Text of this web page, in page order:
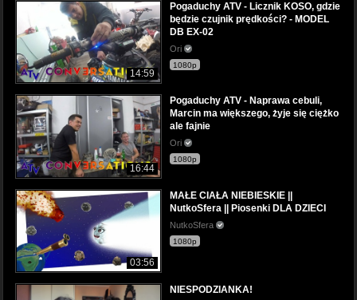
14:59
Pogaduchy ATV - Licznik KOSO, gdzie
będzie czujnik prędkości? - MODEL
DB EX-02
Ori
1080p
16:44
Pogaduchy ATV - Naprawa cebuli,
Marcin ma większego, żyje się ciężko
ale fajnie
Ori
1080p
03:56
MAŁE CIAŁA NIEBIESKIE ||
NutkoSfera || Piosenki DLA DZIECI
NutkoSfera
1080p
NIESPODZIANKA!